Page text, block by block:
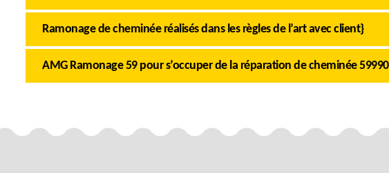
Ramonage de cheminée réalisés dans les règles de l’art avec client}
AMG Ramonage 59 pour s’occuper de la réparation de cheminée 59990